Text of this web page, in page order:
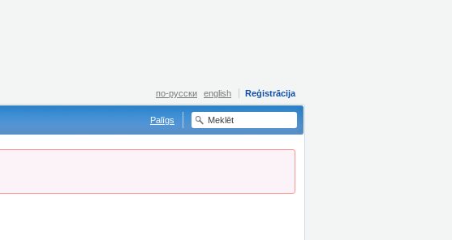
Reģistrācija
по-русски english
Palīgs